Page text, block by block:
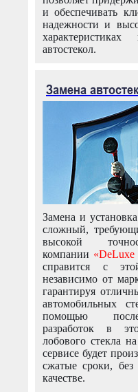
и обеспечивать
надежности и
автостекол.
Замена
Замена и
сложный,
высокой
компании «DeLuxe
справится с
независимо от
гарантируя
автомобильных
помощью
разработок в
лобового стекла
сервисе будет
сжатые сроки,
качестве.